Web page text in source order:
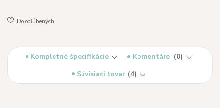
Do obľúbených
Kompletné špecifikácie Komentáre
0
Súvisiaci tovar 4